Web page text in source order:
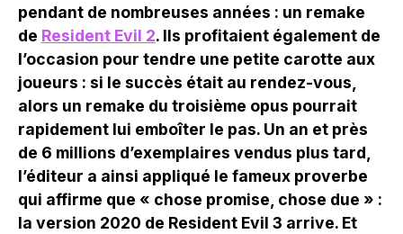
pendant de nombreuses années : un remake
de Resident Evil 2. Ils profitaient également de
l’occasion pour tendre une petite carotte aux
joueurs : si le succès était au rendez-vous,
alors un remake du troisième opus pourrait
rapidement lui emboîter le pas. Un an et près
de 6 millions d’exemplaires vendus plus tard,
l’éditeur a ainsi appliqué le fameux proverbe
qui affirme que « chose promise, chose due » :
la version 2020 de Resident Evil 3 arrive. Et